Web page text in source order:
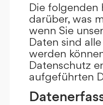
Die folgenden
darüber, was
wenn Sie
Daten sind
werden
Datenschutz
aufgeführten